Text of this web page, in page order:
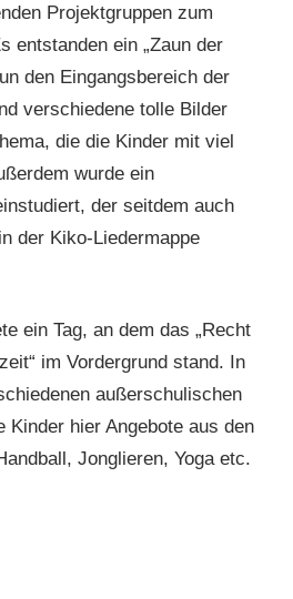
Projektgruppen zum
entstanden ein „Zaun der
den Eingangsbereich der
verschiedene tolle Bilder
die die Kinder mit viel
wurde ein
der seitdem auch
der Kiko-Liedermappe
ein Tag, an dem das „Recht
im Vordergrund stand. In
außerschulischen
Kinder hier Angebote aus den
Jonglieren, Yoga etc.